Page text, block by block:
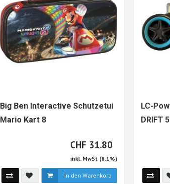
Big Ben Interactive Schutzetui
Mario Kart 8818072-
CHF CHF
31.80
inkl. MwSt (8.1%)
In den Warenkorb
LC-
DRIFT